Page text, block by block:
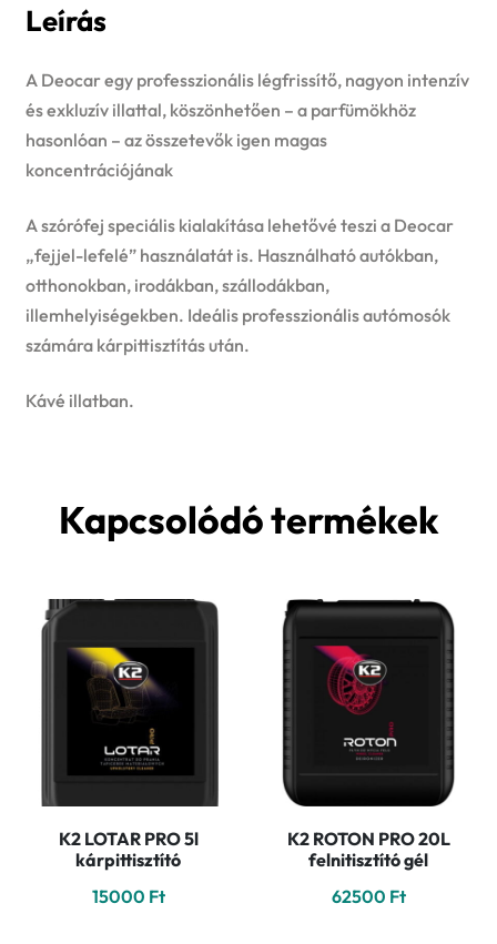
Leírás
A Deocar egy professzionális légfrissítő, nagyon intenzív
és exkluzív illattal, köszönhetően – a parfümökhöz
hasonlóan – az összetevők igen magas
koncentrációjának
A szórófej speciális kialakítása lehetővé teszi a Deocar
„fejjel-lefelé” használatát is. Használható autókban,
otthonokban, irodákban, szállodákban,
illemhelyiségekben. Ideális professzionális autómosók
számára kárpittisztítás után.
Kávé illatban.
Kapcsolódó termékek
K2 LOTAR PRO 5l
kárpittisztító
15000 Ft
K2 ROTON PRO 20L
felnitisztító gél
62500 Ft